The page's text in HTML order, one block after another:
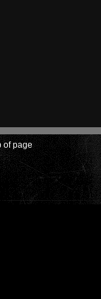
of page